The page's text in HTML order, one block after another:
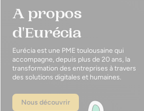
A propos
d'Eurécia
Eurécia est une PME toulousaine qui
accompagne, depuis plus de 20 ans, la
transformation des entreprises à travers
des solutions digitales et humaines.
Nous découvrir